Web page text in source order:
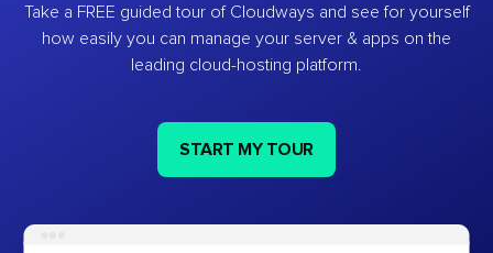
Take a FREE guided tour of Cloudways and see for yourself
how easily you can manage your server & apps on the
leading cloud-hosting platform.
START MY TOUR